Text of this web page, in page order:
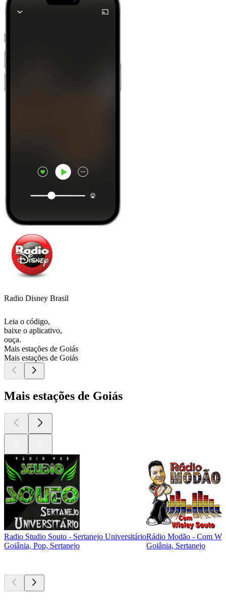
Radio Disney Brasil
Leia o código,
baixe o aplicativo,
ouça.
Mais estações de Goiás
Mais estações de Goiás
Mais estações de Goiás
Radio Studio Souto - Sertanejo Universitário
Goiânia, Pop, Sertanejo
Rádio Modão - Com
Goiânia, Sertanejo